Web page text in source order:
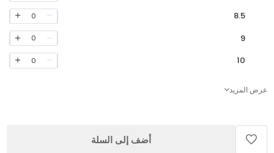
8.5
0
9
0
10
0
عرض المزيد
أضف إلى السلة